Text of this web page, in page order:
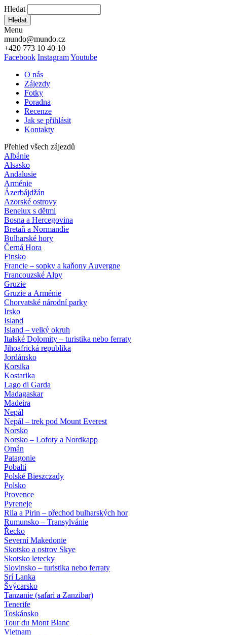
Hledat
Hledat
Menu
mundo@mundo.cz
+420 773 10 40 10
Facebook InstagramYoutube
O nás
Zájezdy
Fotky
Poradna
Recenze
Jak se přihlásit
Kontakty
Přehled všech zájezdů
Albánie
Alsasko
Andalusie
Arménie
Ázerbájdžán
Azorské ostrovy
Benelux s dětmi
Bosna a Hercegovina
Bretaň a Normandie
Bulharské hory
Černá Hora
Finsko
Francie – sopky a kaňony Auvergne
Francouzské Alpy
Gruzie
Gruzie a Arménie
Chorvatské národní parky
Irsko
Island
Island – velký okruh
Italské Dolomity – turistika nebo ferraty
Jihoafrická republika
Jordánsko
Korsika
Kostarika
Lago di Garda
Madagaskar
Madeira
Nepál
Nepál – trek pod Mount Everest
Norsko
Norsko – Lofoty a Nordkapp
Omán
Patagonie
Pobaltí
Polské Bieszczady
Polsko
Provence
Pyreneje
Rila a Pirin – přechod bulharských hor
Rumunsko – Transylvánie
Řecko
Severní Makedonie
Skotsko a ostrov Skye
Skotsko letecky
Slovinsko – turistika nebo ferraty
Srí Lanka
Švýcarsko
Tanzanie (safari a Zanzibar)
Tenerife
Toskánsko
Tour du Mont Blanc
Vietnam